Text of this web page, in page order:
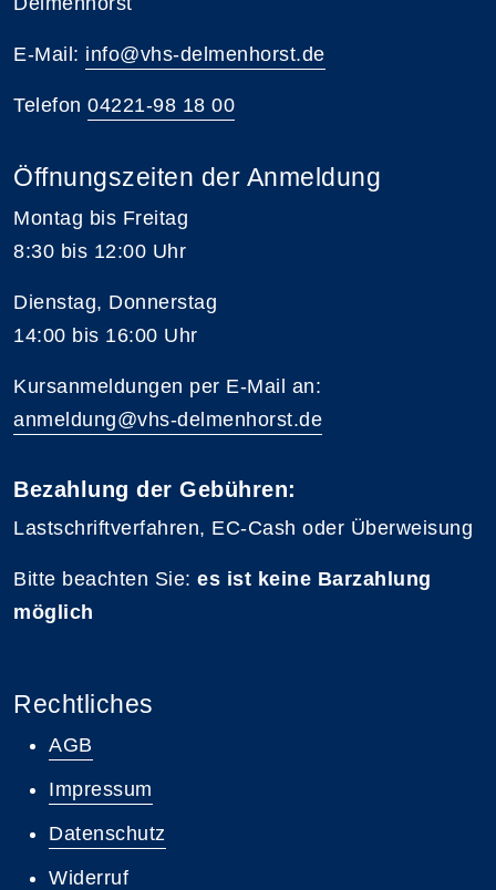
E-Mail: info@vhs-delmenhorst.de
Telefon 04221-98 18 00
Öffnungszeiten der Anmeldung
Montag bis Freitag
8:30 bis 12:00 Uhr
Dienstag, Donnerstag
14:00 bis 16:00 Uhr
Kursanmeldungen per E-Mail an:
anmeldung@vhs-delmenhorst.de
Bezahlung der Gebühren:
Lastschriftverfahren, EC-Cash oder Überweisung
Bitte beachten Sie: es ist keine Barzahlung
möglich
Rechtliches
AGB
Impressum
Datenschutz
Widerruf